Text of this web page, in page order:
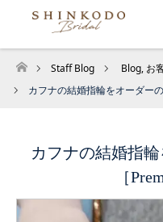
ホーム
Staff Blog Blog, お
カフナの結婚指輪をオーダー
カフナの結婚指
［